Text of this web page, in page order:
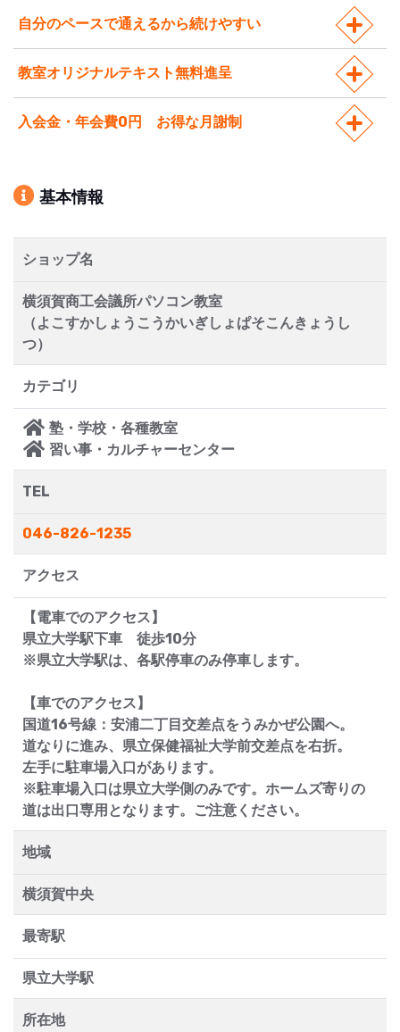
自分のペースで通えるから続けやすい
教室オリジナルテキスト無料進呈
入会金・年会費0円 お得な月謝制
基本情報
ショップ名
横須賀商工会議所パソコン教室
（よこすかしょうこうかいぎしょぱそこんきょうし
つ）
カテゴリ
塾・学校・各種教室
習い事・カルチャーセンター
TEL
046-826-1235
アクセス
【電車でのアクセス】
県立大学駅下車 徒歩10分
※県立大学駅は、各駅停車のみ停車します。
【車でのアクセス】
国道16号線：安浦二丁目交差点をうみかぜ公園へ。
道なりに進み、県立保健福祉大学前交差点を右折。
左手に駐車場入口があります。
※駐車場入口は県立大学側のみです。ホームズ寄りの
道は出口専用となります。ご注意ください。
地域
横須賀中央
最寄駅
県立大学駅
所在地